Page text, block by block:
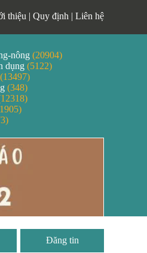
thiệu | Quy định | Liên hệ
nông (20904)
dụng (5122)
(13497)
(348)
Đăng tin